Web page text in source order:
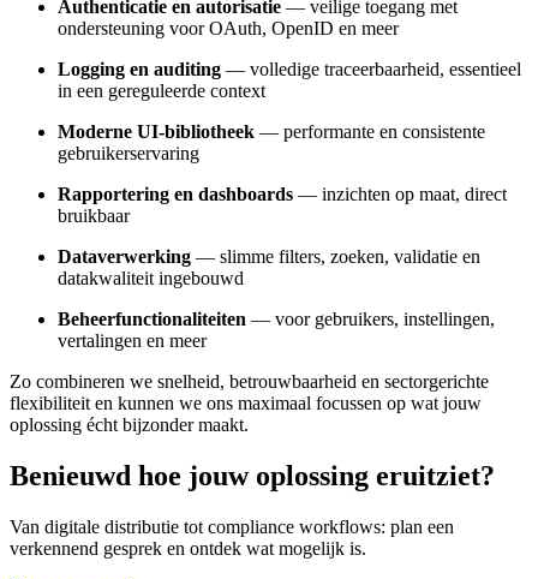
Authenticatie en autorisatie — veilige toegang met
ondersteuning voor OAuth, OpenID en meer
Logging en auditing — volledige traceerbaarheid, essentieel
in een gereguleerde context
Moderne UI-bibliotheek — performante en consistente
gebruikerservaring
Rapportering en dashboards — inzichten op maat, direct
bruikbaar
Dataverwerking — slimme filters, zoeken, validatie en
datakwaliteit ingebouwd
Beheerfunctionaliteiten — voor gebruikers, instellingen,
vertalingen en meer
Zo combineren we snelheid, betrouwbaarheid en sectorgerichte
flexibiliteit en kunnen we ons maximaal focussen op wat jouw
oplossing écht bijzonder maakt.
Benieuwd hoe jouw oplossing eruitziet?
Van digitale distributie tot compliance workflows: plan een
verkennend gesprek en ontdek wat mogelijk is.